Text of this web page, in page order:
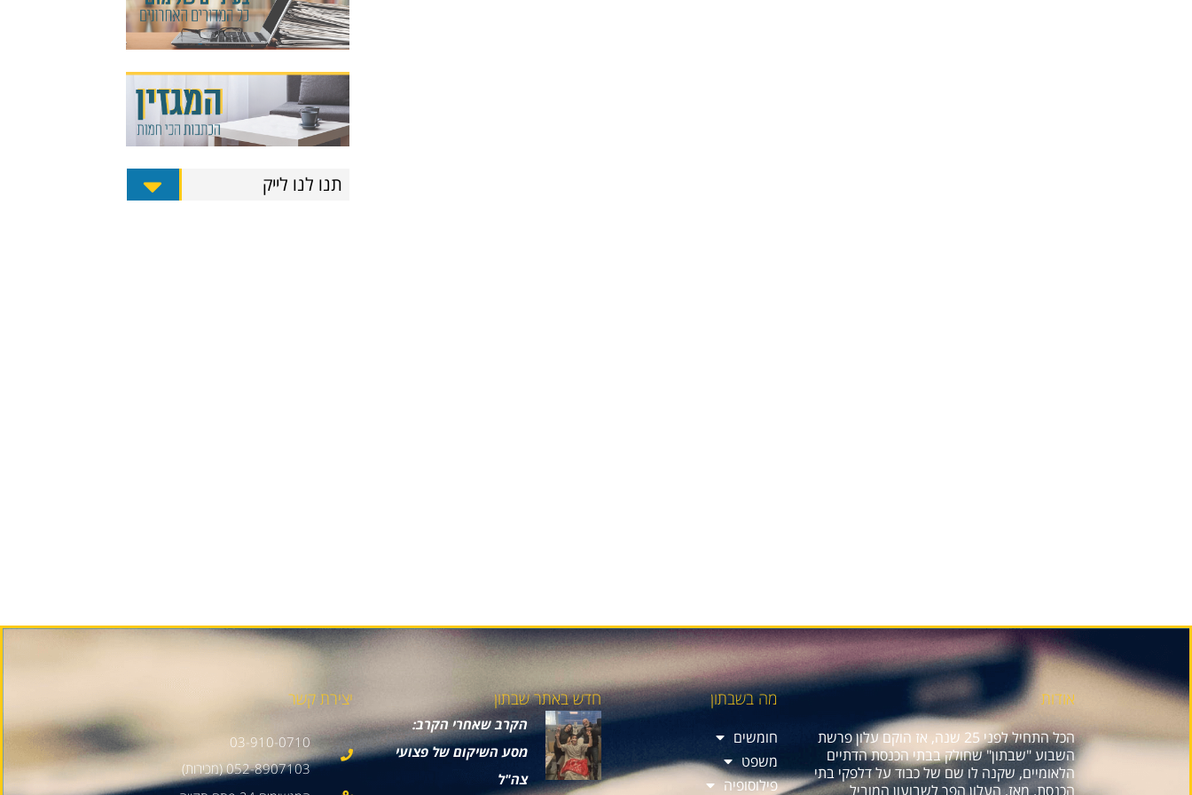
תנו לנו לייק
אודות
הכל התחיל לפני 25 שנה, אז הוקם עלון פרשת
השבוע "שבתון" שחולק בבתי הכנסת הדתיים
הלאומיים, שקנה לו שם של כבוד על דלפקי בתי
הכנסת. מאז, העלון הפך לשבועון המוביל
מה בשבתון
חומשים
משפט
פילוסופיה
חדש באתר שבתון
הקרב שאחרי הקרב:
מסע השיקום של פצועי
צה"ל
יצירת קשר
03-910-0710
052-8907103 (מכירות)